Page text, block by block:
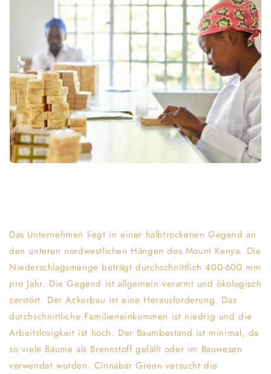
Das Unternehmen liegt in einer halbtrockenen Gegend an
den unteren nordwestlichen Hängen des Mount Kenya. Die
Niederschlagsmenge beträgt durchschnittlich 400-600 mm
pro Jahr. Die Gegend ist allgemein verarmt und ökologisch
zerstört. Der Ackerbau ist eine Herausforderung. Das
durchschnittliche Familieneinkommen ist niedrig und die
Arbeitslosigkeit ist hoch. Der Baumbestand ist minimal, da
so viele Bäume als Brennstoff gefällt oder im Bauwesen
verwendet wurden. Cinnabar Green versucht die